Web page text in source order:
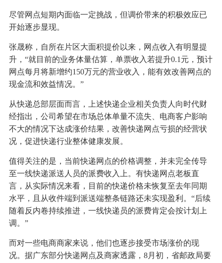
尽管网点短期内面临一定挑战，但调价带来的积极效应已
开始逐步显现。
张晟称，自所在片区大面积提价以来，网点收入有明显提
升，“就目前的业务体量估算，单票收入若提升0.1元，预计
网点每月将新增约150万元的营业收入，能有效改善网点的
现金流和效益情况。”
从快递总部层面而言，上述快递企业相关负责人向时代财
经指出，公司希望在市场总体单量不流失、电商客户影响
不大的情况下达成涨价结果，改善快递网点亏损的经营状
况，促进快递行业整体健康发展。
值得关注的是，当前快递网点的价格调整，并未完全传导
至一线快递派送人员的派费收入上。有快递网点老板直
言，从实际情况来看，目前的快递价格未恢复至去年同期
水平，且从收件端到派送端整条链路还未实现盈利。“后续
随着反内卷持续推进，一线快递员的派费肯定会按计划上
调。”
而对一些电商商家来说，他们也逐步接受市场涨价的现
况。据广东部分快递网点及商家透露，8月初，省邮政局要